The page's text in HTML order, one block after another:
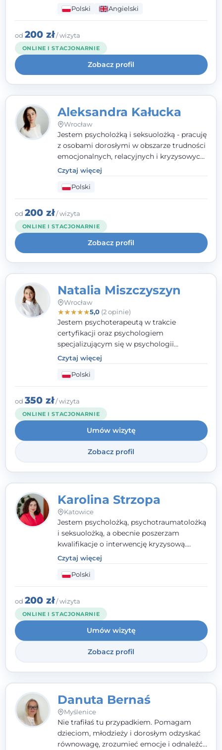
wypalenia zawodowego. Pracuję w języku
polskim i angielskim, w podejściu
humanistycznym, opartym na
partnerstwie i podmiotowości klienta.
Polski Angielski
od 200 zł/ wizyta
ONLINE I STACJONARNIE
Zobacz profil
Aleksandra Kałucka
Wrocław
Jestem psycholożką i seksuolożką - pracuję
z osobami dorosłymi w obszarze trudności
emocjonalnych, relacyjnych i kryzysowych,
w tym z osobami po doświadczeniach
przemocy. Ukończyłam psychologię
kliniczną oraz studia podyplomowe z
interwencji kryzysowej i seksuologii
klinicznej na SWPS we Wrocławiu. W pracy
kieruję się empatią, etyką zawodową i
uważnością na potrzeby klienta.
Czytaj więcej
Polski
od 200 zł/ wizyta
ONLINE I STACJONARNIE
Zobacz profil
Natalia Miszczyszyn
Wrocław
★★★★★5,0(2 opinie)
Jestem psychoterapeutą w trakcie
certyfikacji oraz psychologiem
specjalizującym się w psychologii
klinicznej. Ukończyłam również studia
podyplomowe z Praktycznej Diagnozy
Psychologicznej. Aktywnie uczestniczę w
działalności Polskiego Towarzystwa
Psychiatrycznego oraz Polskiego
Towarzystwa Psychologicznego, a także
jestem członkiem nadzwyczajnym
Wielkopolskiego Towarzystwa Terapii
Systemowej.
Czytaj więcej
Polski
od 350 zł/ wizyta
ONLINE I STACJONARNIE
Umów wizytę
Zobacz profil
Karolina Strzopa
Katowice
Jestem psycholożką, psychotraumatolożką
i seksuolożką, a obecnie poszerzam
kwalifikacje o interwencję kryzysową.
Pracuję w nurcie terapii trzeciej fali, łącząc
metody o potwierdzonej skuteczności.
Towarzyszę młodzieży, dorosłym i parom w
radzeniu sobie z bolesnymi
doświadczeniami tak, by mogli żyć pełniej.
Czytaj więcej
Polski
od 200 zł/ wizyta
ONLINE I STACJONARNIE
Umów wizytę
Zobacz profil
Danuta Bernaś
Myślenice
Nie trafiłaś tu przypadkiem. Pomagam
dzieciom, młodzieży i dorosłym odzyskać
równowagę, zrozumieć emocje i odnaleźć